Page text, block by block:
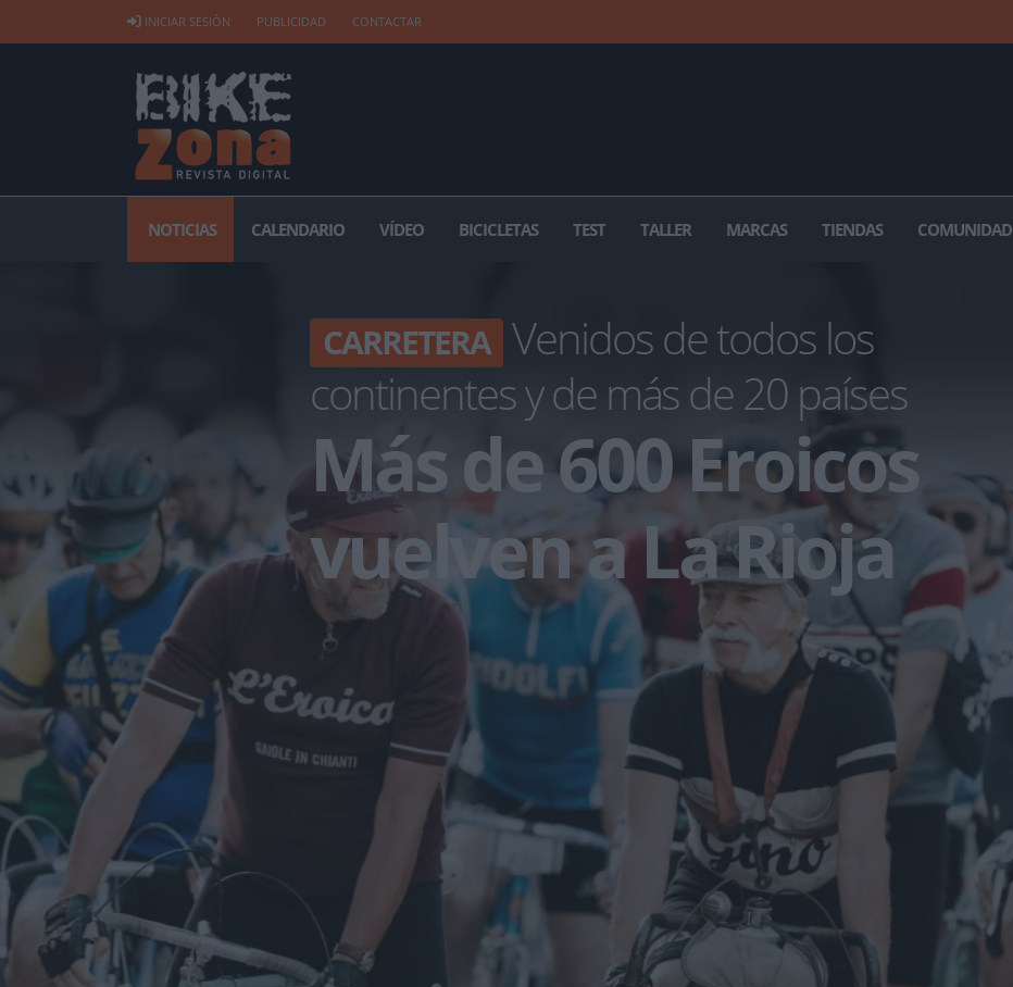
INICIAR SESIÓN PUBLICIDAD CONTACTAR
NOTICIAS CALENDARIO VÍDEO BICICLETAS TEST TALLER MARCAS TIENDAS COMUNIDAD
CARRETERA Venidos de todos los
continentes y de más de 20 países
Más de 600 Eroicos
vuelven a La Rioja